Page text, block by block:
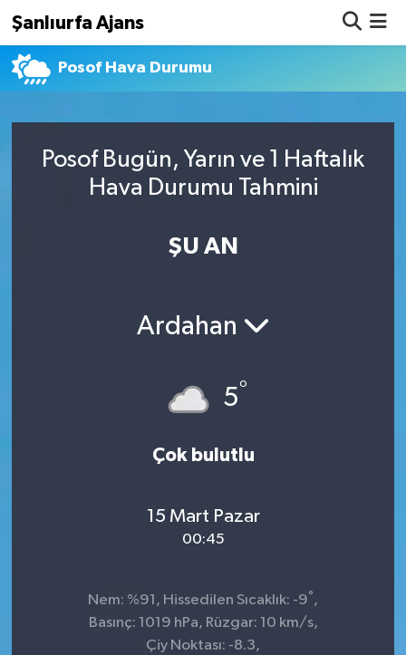
Şanlıurfa Ajans
Posof Hava Durumu
Posof Bugün, Yarın ve 1 Haftalık
Hava Durumu Tahmini
ŞU AN
Ardahan
5°
Çok bulutlu
15 Mart Pazar
00:45
Nem: %91, Hissedilen Sıcaklık: -9° ,
Basınç: 1019 hPa, Rüzgar: 10 km/s,
Çiy Noktası: -8.3,
Nöbetçi Eczaneler
Namaz Vakitleri
Süper Lig Puan Durumu ve Fikstür